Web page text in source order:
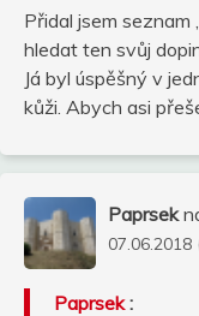
Přidal jsem seznam
hledat ten svůj
Já byl úspěšný v
kůži. Abych asi
Paprsek
07.06.2018
Paprsek: